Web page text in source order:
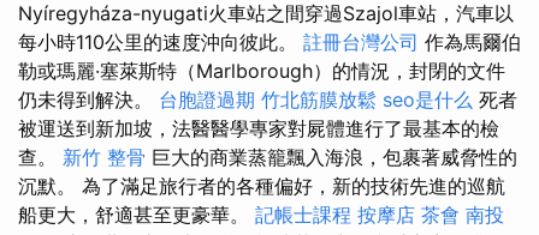
Nyíregyháza-nyugati火車站之間穿過Szajol車站，汽車以
每小時110公里的速度沖向彼此。 註冊台灣公司 作為馬爾伯
勒或瑪麗·塞萊斯特（Marlborough）的情況，封閉的文件
仍未得到解決。 台胞證過期 竹北筋膜放鬆 seo是什么 死者
被運送到新加坡，法醫醫學專家對屍體進行了最基本的檢
查。 新竹 整骨 巨大的商業蒸籠飄入海浪，包裹著威脅性的
沉默。 為了滿足旅行者的各種偏好，新的技術先進的巡航
船更大，舒適甚至更豪華。 記帳士課程 按摩店 茶會 南投